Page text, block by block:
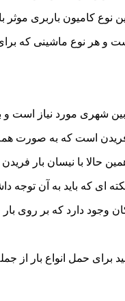
نوع کامیون باربری موثر
هر نوع ماشینی که
مورد نیاز است و
است که به صورت همه
حالا با نیسان بار
وجود دارد که بر روی
برای حمل انواع بار از